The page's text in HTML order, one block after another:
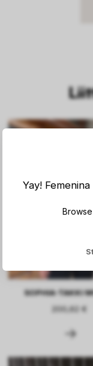
SOPHIA-TAKKI
200,62 €
Yay!